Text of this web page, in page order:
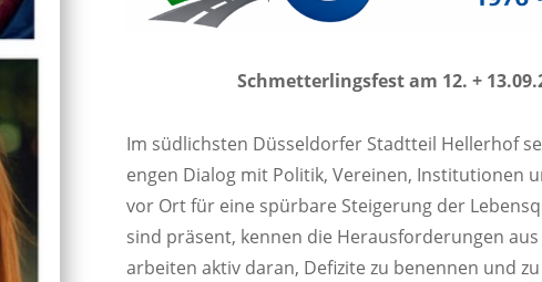
Schmetterlingsfest am 12. +
Im südlichsten Düsseldorfer Stadtteil Hellerhof
engen Dialog mit Politik, Vereinen, Institutionen
vor Ort für eine spürbare Steigerung der
sind präsent, kennen die Herausforderungen
arbeiten aktiv daran, Defizite zu benennen und